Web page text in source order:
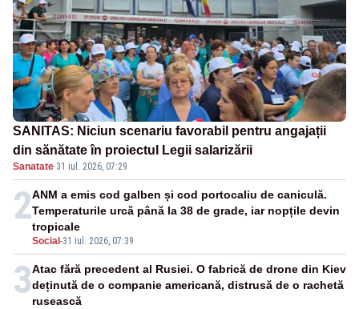
SANITAS: Niciun scenariu favorabil pentru angajații
din sănătate în proiectul Legii salarizării
Sanatate·31 iul. 2026, 07:29
2
Social -31 iul. 2026, 07:39
ANM a emis cod galben și cod portocaliu de caniculă.
Temperaturile urcă până la 38 de grade, iar nopțile devin
tropicale
3Atac fără precedent al Rusiei. O fabrică de drone din Kiev
deținută de o companie americană, distrusă de o rachetă
rusească